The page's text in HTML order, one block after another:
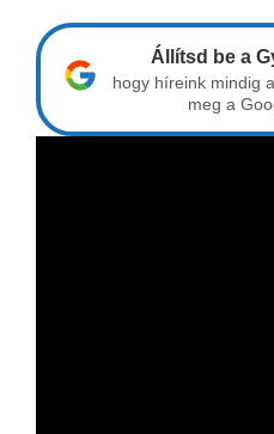
Állítsd be a
hogy híreink mindig
meg a